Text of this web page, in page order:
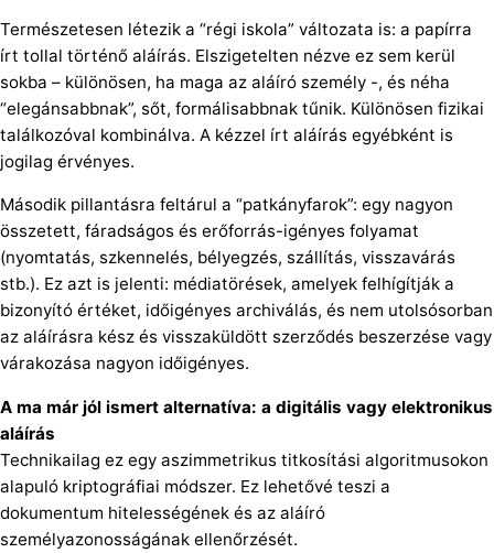
Természetesen létezik a “régi iskola” változata is: a papírra
írt tollal történő aláírás. Elszigetelten nézve ez sem kerül
sokba – különösen, ha maga az aláíró személy -, és néha
“elegánsabbnak”, sőt, formálisabbnak tűnik. Különösen fizikai
találkozóval kombinálva. A kézzel írt aláírás egyébként is
jogilag érvényes.
Második pillantásra feltárul a “patkányfarok”: egy nagyon
összetett, fáradságos és erőforrás-igényes folyamat
(nyomtatás, szkennelés, bélyegzés, szállítás, visszavárás
stb.). Ez azt is jelenti: médiatörések, amelyek felhígítják a
bizonyító értéket, időigényes archiválás, és nem utolsósorban
az aláírásra kész és visszaküldött szerződés beszerzése vagy
várakozása nagyon időigényes.
A ma már jól ismert alternatíva: a digitális vagy elektronikus
aláírás
Technikailag ez egy aszimmetrikus titkosítási algoritmusokon
alapuló kriptográfiai módszer. Ez lehetővé teszi a
dokumentum hitelességének és az aláíró
személyazonosságának ellenőrzését.